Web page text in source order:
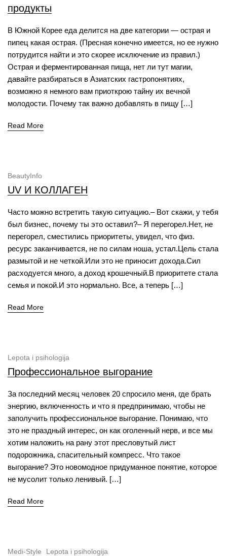
продукты
В Южной Корее еда делится на две категории — острая и
пипец какая острая. (Пресная конечно имеется, но ее нужно
потрудится найти и это скорее исключение из правил.)
Острая и ферментированная пища, нет ли тут магии,
давайте разбираться в Азиатских гастропонятиях,
возможно я немного вам приоткрою тайну их вечной
молодости. Почему так важно добавлять в пищу […]
Read More
BeautyInfo
UV И КОЛЛАГЕН
Часто можно встретить такую ситуацию.– Вот скажи, у тебя
был бизнес, почему ты это оставил?– Я перегорел.Нет, не
перегорел, сместились приоритеты, увидел, что физ.
ресурс заканчивается, не по силам ноша, устал.Цель стала
размытой и не четкой.Или это не приносит дохода.Сил
расходуется много, а доход крошечный.В приоритете стала
семья и покой.И это нормально. Все, а теперь […]
Read More
Lepota i psihologija
Профессиональное выгорание
За последний месяц человек 20 спросило меня, где брать
энергию, включенность и что я предпринимаю, чтобы не
заполучить профессиональное выгорание. Понимаю, что
это не праздный интерес, он как оголенный нерв, и все мы
хотим наложить на рану этот пресловутый лист
подорожника, спасительный компресс. Что такое
выгорание? Это новомодное придуманное понятие, которое
не мусолит только ленивый. […]
Read More
Medi-Style Lepota i psihologija